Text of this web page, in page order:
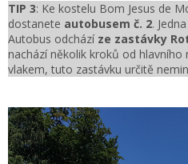
TIP 3: Ke kostelu Bom Jesus de
dostanete autobusem č. 2.
Autobus odchází ze zastávky
nachází několik kroků od
vlakem, tuto zastávku určitě